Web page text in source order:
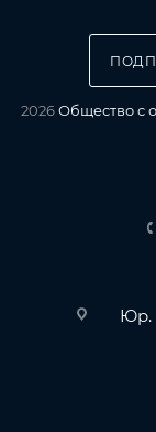
2026Общество с
Юр.